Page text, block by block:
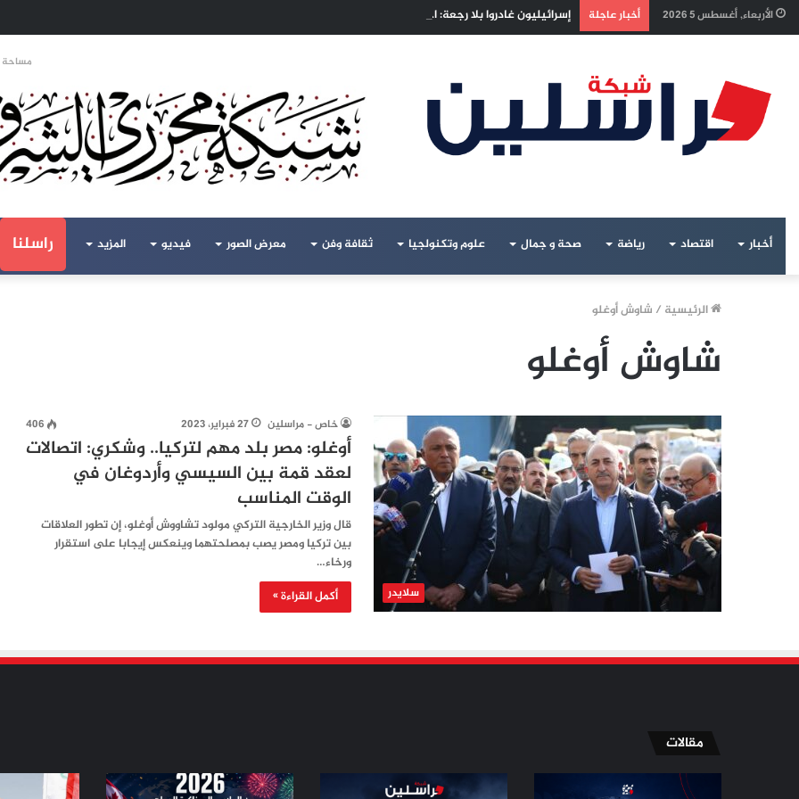
الأربعاء, أغسطس 5 2026 أخبار عاجلة إسرائيليون غادروا بلا رجعة: اخترنا الهجرة لنعيش بلا خوف
مساحة
أخبار اقتصاد رياضة صحة و جمال علوم وتكنولجيا ثقافة وفن معرض الصور فيديو المزيد راسلنا
الرئيسية / شاوش أوغلو
شاوش أوغلو
سلايدر
خاص - مراسلين 27 فبراير، 2023 406
أوغلو: مصر بلد مهم لتركيا.. وشكري: اتصالات
لعقد قمة بين السيسي وأردوغان في
الوقت المناسب
قال وزير الخارجية التركي مولود تشاووش أوغلو، إن تطور العلاقات
بين تركيا ومصر يصب بمصلحتهما وينعكس إيجابا على استقرار
ورخاء…
أكمل القراءة »
مقالات
الإسلاميون
مسيّرة
من
من